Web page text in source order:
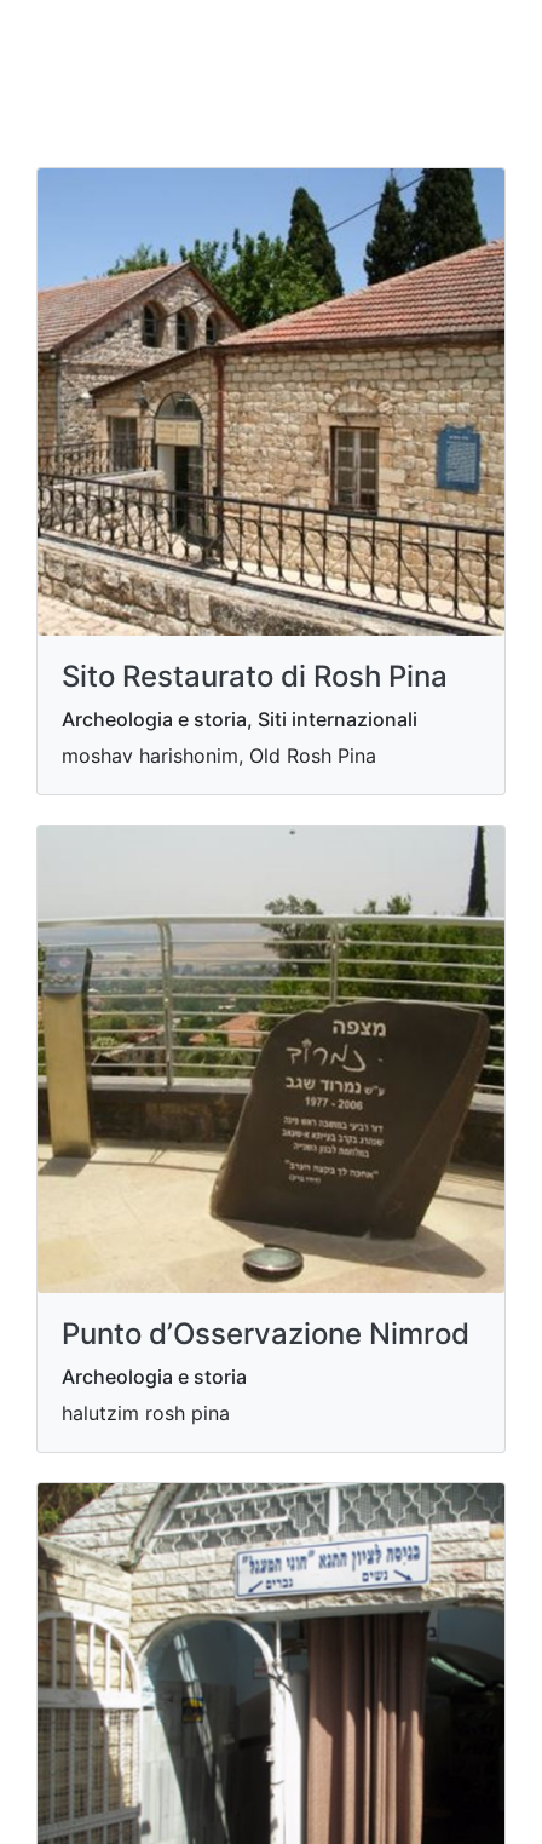
Sito Restaurato di Rosh Pina
Archeologia e storia, Siti internazionali
moshav harishonim, Old Rosh Pina
Punto d’Osservazione Nimrod
Archeologia e storia
halutzim rosh pina